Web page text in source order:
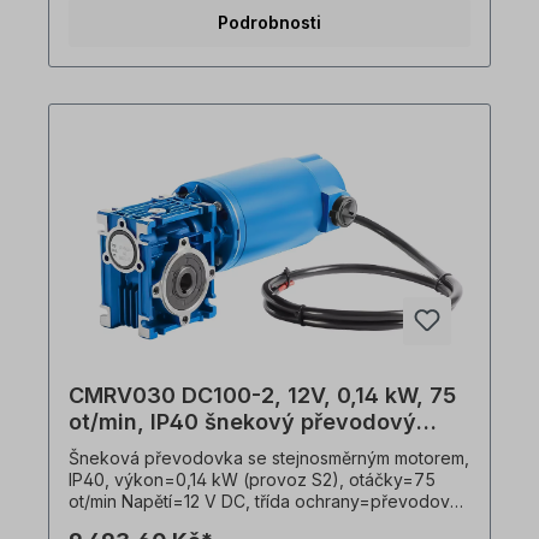
faktor (f.s.)=1,8, připojení=vývodový kabel (1 m),
regulace otáček. Provedení s brzdou, rotačním
dodání. V souladu s normami VDE 0105 a IEC 364
smí veškeré práce na elektrickém pohonu
provádět pouze kvalifikovaným odborným
personálem. Všechny fotografie výrobků jsou
nezávazné příklady! Technické změny
vyhrazeny.Důležité informaceTato pohonná
jednotka je vyrobena na zakázku. Vrácení zboží
ani zrušení objednávky není možné!Všechny
fotografie produktů jsou pouze ilustrativní.
Podrobnosti
CMRV030 DC100-2, 12V, 0,14 kW, 75
ot/min, IP40 šnekový převodový
motor
Šneková převodovka se stejnosměrným motorem,
IP40, výkon=0,14 kW (provoz S2), otáčky=75
ot/min Napětí=12 V DC, třída ochrany=převodovka